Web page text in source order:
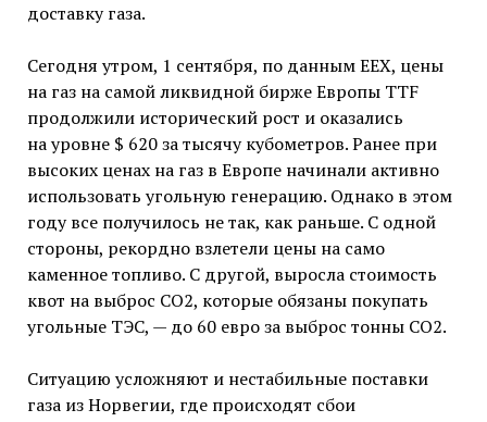
доставку газа.
Сегодня утром, 1 сентября, по данным EEX, цены
на газ на самой ликвидной бирже Европы TTF
продолжили исторический рост и оказались
на уровне $ 620 за тысячу кубометров. Ранее при
высоких ценах на газ в Европе начинали активно
использовать угольную генерацию. Однако в этом
году все получилось не так, как раньше. С одной
стороны, рекордно взлетели цены на само
каменное топливо. С другой, выросла стоимость
квот на выброс СО2, которые обязаны покупать
угольные ТЭС, — до 60 евро за выброс тонны СО2.
Ситуацию усложняют и нестабильные поставки
газа из Норвегии, где происходят сбои